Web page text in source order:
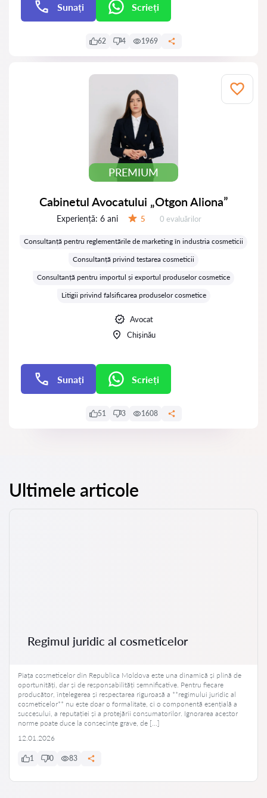
Sunați Scrieți
62 4 1969
PREMIUM
Cabinetul Avocatului „Otgon Aliona”
Experiență: 6 ani 5 Evaluărilor:
0 evaluărilor
Consultanță pentru reglementările de marketing în industria cosmeticii
Consultanță privind testarea cosmeticii
Consultanță pentru importul și exportul produselor cosmetice
Litigii privind falsificarea produselor cosmetice
Avocat
Chișinău
Sunați Scrieți
51 3 1608
Ultimele articole
Regimul juridic al cosmeticelor
Piața cosmeticelor din Republica Moldova este una dinamică și plină de
oportunități, dar și de responsabilități semnificative. Pentru fiecare
producător, înțelegerea și respectarea riguroasă a **regimului juridic al
cosmeticelor** nu este doar o formalitate, ci o componentă esențială a
succesului, a reputației și a protejării consumatorilor. Ignorarea acestor
norme poate duce la consecințe grave, de […]
12.01.2026
1 0 83